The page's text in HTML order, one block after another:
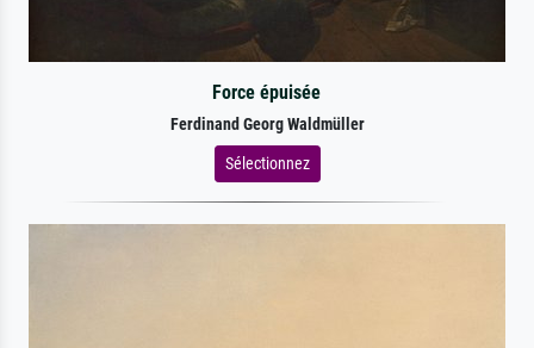
Force épuisée
Ferdinand Georg Waldmüller
Sélectionnez